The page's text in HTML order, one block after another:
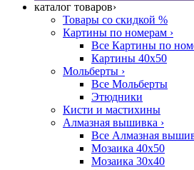
каталог товаров›
Товары со скидкой %
Картины по номерам ›
Все Картины по
Картины 40x50
Мольберты ›
Все Мольберты
Этюдники
Кисти и мастихины
Алмазная вышивка ›
Все Алмазная
Мозаика 40x50
Мозаика 30x40